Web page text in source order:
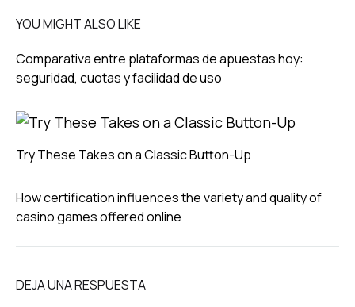
YOU MIGHT ALSO LIKE
Comparativa entre plataformas de apuestas hoy:
seguridad, cuotas y facilidad de uso
Try These Takes on a Classic Button-Up
How certification influences the variety and quality of
casino games offered online
DEJA UNA RESPUESTA